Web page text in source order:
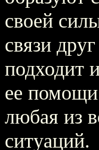
своей
связи
подходит
ее
любая из
ситуаций.